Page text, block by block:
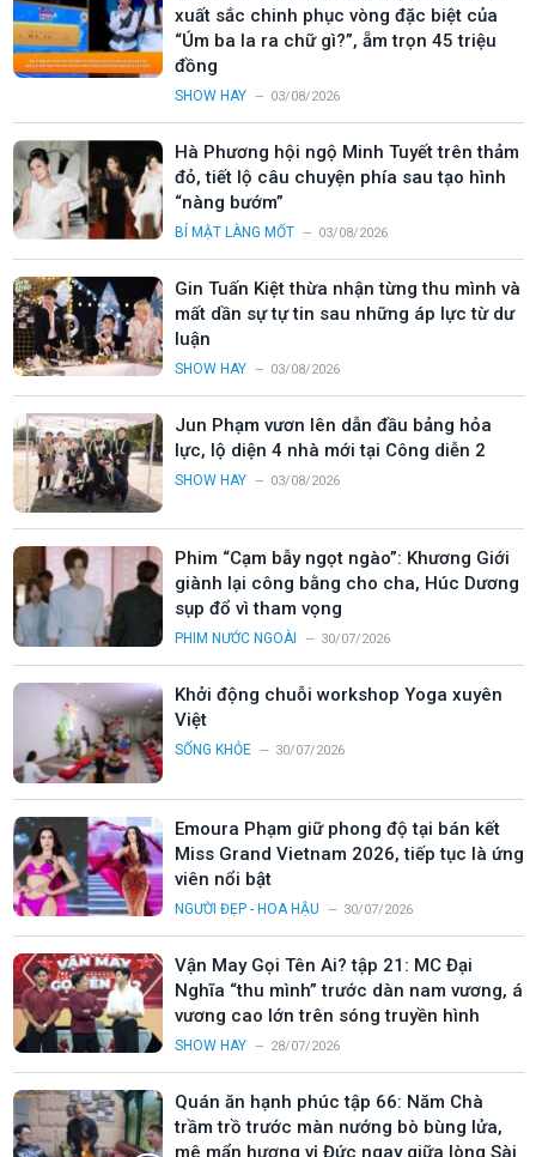
xuất sắc chinh phục vòng đặc biệt của
“Úm ba la ra chữ gì?”, ẵm trọn 45 triệu
đồng
SHOW HAY 03/08/2026
Hà Phương hội ngộ Minh Tuyết trên thảm
đỏ, tiết lộ câu chuyện phía sau tạo hình
“nàng bướm”
BÍ MẬT LÀNG MỐT 03/08/2026
Gin Tuấn Kiệt thừa nhận từng thu mình và
mất dần sự tự tin sau những áp lực từ dư
luận
SHOW HAY 03/08/2026
Jun Phạm vươn lên dẫn đầu bảng hỏa
lực, lộ diện 4 nhà mới tại Công diễn 2
SHOW HAY 03/08/2026
Phim “Cạm bẫy ngọt ngào”: Khương Giới
giành lại công bằng cho cha, Húc Dương
sụp đổ vì tham vọng
PHIM NƯỚC NGOÀI 30/07/2026
Khởi động chuỗi workshop Yoga xuyên
Việt
SỐNG KHỎE 30/07/2026
Emoura Phạm giữ phong độ tại bán kết
Miss Grand Vietnam 2026, tiếp tục là ứng
viên nổi bật
NGƯỜI ĐẸP - HOA HẬU 30/07/2026
Vận May Gọi Tên Ai? tập 21: MC Đại
Nghĩa “thu mình” trước dàn nam vương, á
vương cao lớn trên sóng truyền hình
SHOW HAY 28/07/2026
Quán ăn hạnh phúc tập 66: Năm Chà
trầm trồ trước màn nướng bò bùng lửa,
mê mẩn hương vị Đức ngay giữa lòng Sài